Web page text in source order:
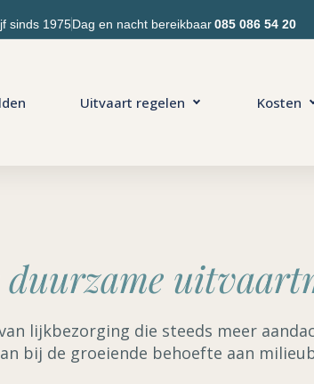
sinds 1975Dag en nacht bereikbaar 085 086 54 20
Uitvaart regelen Kosten
duurzame
lijkbezorging die steeds meer
bij de groeiende behoefte aan